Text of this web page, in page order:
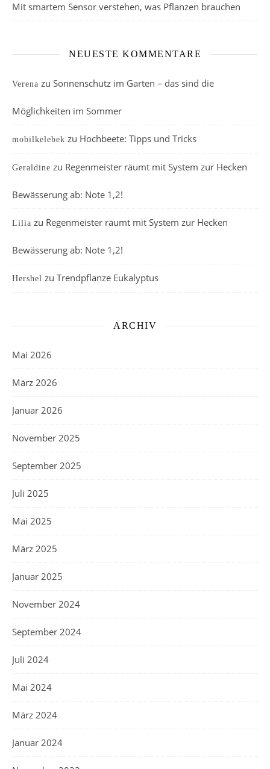
Mit smartem Sensor verstehen, was Pflanzen brauchen
NEUESTE KOMMENTARE
Verena zu Sonnenschutz im Garten – das sind die
Möglichkeiten im Sommer
mobilkelebek zu Hochbeete: Tipps und Tricks
Geraldine zu Regenmeister räumt mit System zur Hecken
Bewässerung ab: Note 1,2!
Lilia zu Regenmeister räumt mit System zur Hecken
Bewässerung ab: Note 1,2!
Hershel zu Trendpflanze Eukalyptus
ARCHIV
Mai 2026
März 2026
Januar 2026
November 2025
September 2025
Juli 2025
Mai 2025
März 2025
Januar 2025
November 2024
September 2024
Juli 2024
Mai 2024
März 2024
Januar 2024